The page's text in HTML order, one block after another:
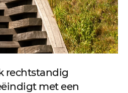
rechtstandig
met een